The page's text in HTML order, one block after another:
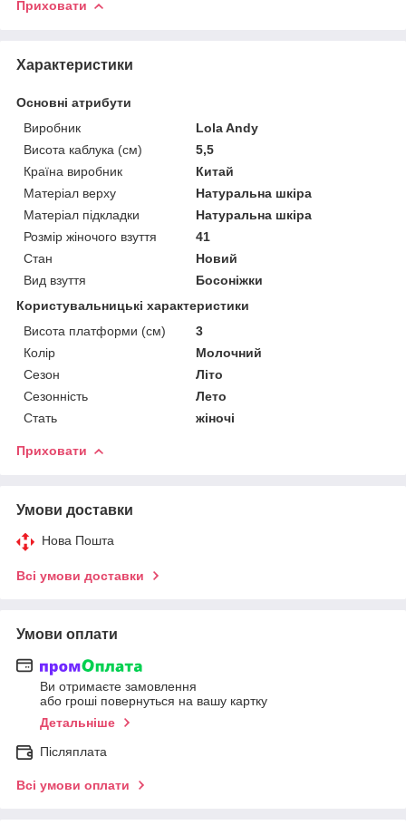
Приховати
Характеристики
Основні атрибути
Виробник
Lola Andy
Висота каблука (см)
5,5
Країна виробник
Китай
Матеріал верху
Натуральна шкіра
Матеріал підкладки
Натуральна шкіра
Розмір жіночого взуття
41
Стан
Новий
Вид взуття
Босоніжки
Користувальницькі характеристики
Висота платформи (см)
3
Колір
Молочний
Сезон
Літо
Сезонність
Лето
Стать
жіночі
Приховати
Умови доставки
Нова Пошта
Всі умови доставки
Умови оплати
Ви отримаєте замовлення
або гроші повернуться на вашу картку
Детальніше
Післяплата
Всі умови оплати